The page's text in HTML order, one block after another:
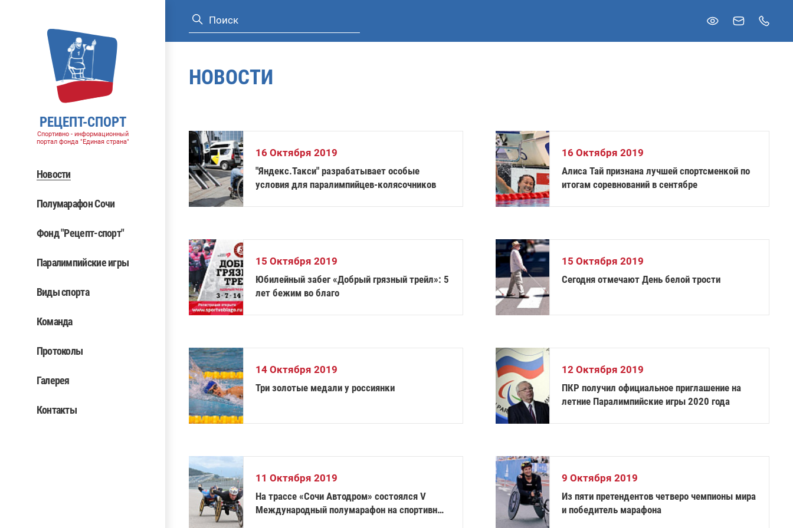
РЕЦЕПТ-СПОРТ
Спортивно - информационный
портал фонда "Единая страна"
Новости
Полумарафон Сочи
Фонд "Рецепт-спорт"
Паралимпийские игры
Виды спорта
Команда
Протоколы
Галерея
Контакты
НОВОСТИ
16 Октября 2019
"Яндекс.Такси" разрабатывает особые
условия для паралимпийцев-колясочников
16 Октября 2019
Алиса Тай признана лучшей спортсменкой по
итогам соревнований в сентябре
15 Октября 2019
Юбилейный забег «Добрый грязный трейл»: 5
лет бежим во благо
15 Октября 2019
Сегодня отмечают День белой трости
14 Октября 2019
Три золотые медали у россиянки
12 Октября 2019
ПКР получил официальное приглашение на
летние Паралимпийские игры 2020 года
11 Октября 2019
На трассе «Сочи Автодром» состоялся V
Международный полумарафон на спортивных
9 Октября 2019
Из пяти претендентов четверо чемпионы мира
и победитель марафона